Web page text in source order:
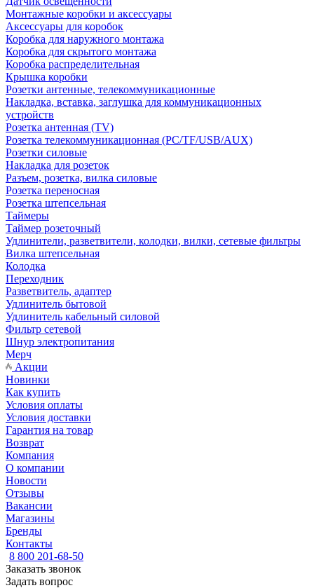
Монтажные коробки и аксессуары
Аксессуары для коробок
Коробка для наружного монтажа
Коробка для скрытого монтажа
Коробка распределительная
Крышка коробки
Розетки антенные, телекоммуникационные
Накладка, вставка, заглушка для коммуникационных
устройств
Розетка антенная (TV)
Розетка телекоммуникационная (PC/TF/USB/AUX)
Розетки силовые
Накладка для розеток
Разъем, розетка, вилка силовые
Розетка переносная
Розетка штепсельная
Таймеры
Таймер розеточный
Удлинители, разветвители, колодки, вилки, сетевые фильтры
Вилка штепсельная
Колодка
Переходник
Разветвитель, адаптер
Удлинитель бытовой
Удлинитель кабельный силовой
Фильтр сетевой
Шнур электропитания
Мерч
Акции
Новинки
Как купить
Условия оплаты
Условия доставки
Гарантия на товар
Возврат
Компания
О компании
Новости
Отзывы
Вакансии
Магазины
Бренды
Контакты
8 800 201-68-50
Заказать звонок
Задать вопрос